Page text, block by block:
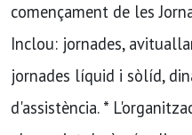
començament de les
Inclou: jornades,
jornades líquid i sòlíd,
d'assistència. *